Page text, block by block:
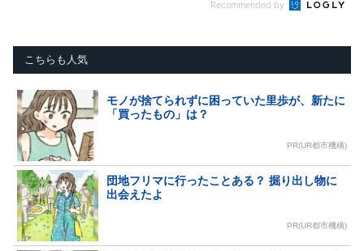
Recommended by
こちらも人気
モノが捨てられずに困っていた里歩が、新たに
「買ったもの」は？
PR(UR都市機構)
団地フリマに行ったことある？ 掘り出し物に
出会えたよ
PR(UR都市機構)